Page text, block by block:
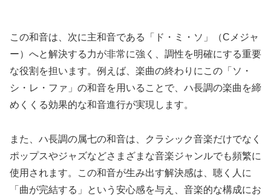
この和音は、次に主和音である「ド・ミ・ソ」（Cメジャ
ー）へと解決する力が非常に強く、調性を明確にする重要
な役割を担います。例えば、楽曲の終わりにこの「ソ・
シ・レ・ファ」の和音を用いることで、ハ長調の楽曲を締
めくくる効果的な和音進行が実現します。
また、ハ長調の属七の和音は、クラシック音楽だけでなく
ポップスやジャズなどさまざまな音楽ジャンルでも頻繁に
使用されます。この和音が生み出す解決感は、聴く人に
「曲が完結する」という安心感を与え、音楽的な構成にお